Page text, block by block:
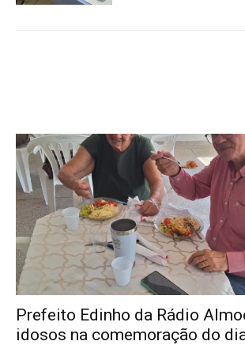
Prefeito Edinho da Rádio
idosos na comemoração do